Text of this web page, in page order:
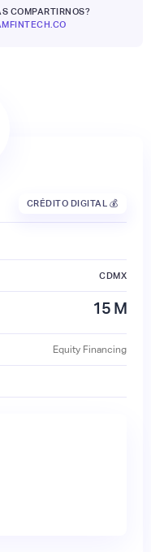
COMPARTIRNOS?
CRÉDITO DIGITAL 💰
CDMX
15 M
Equity Financing